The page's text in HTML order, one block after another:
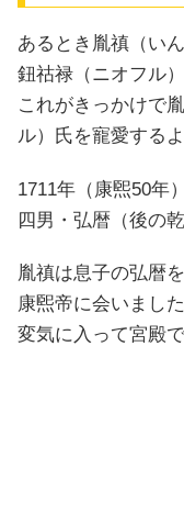
あるとき胤禛（い
鈕祜禄（ニオフル
これがきっかけで
ル）氏を寵愛する
1711年（康煕50年
四男・弘暦（後の
胤禛は息子の弘暦
康煕帝に会いまし
変気に入って宮殿